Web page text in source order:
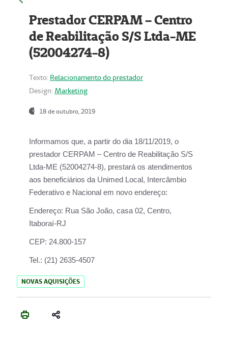
Prestador CERPAM – Centro
de Reabilitação S/S Ltda-ME
(52004274-8)
Texto: Relacionamento do prestador
Design: Marketing
18 de outubro, 2019
Informamos que, a partir do dia 18/11/2019, o
prestador CERPAM – Centro de Reabilitação S/S
Ltda-ME (52004274-8), prestará os atendimentos
aos beneficiários da Unimed Local, Intercâmbio
Federativo e Nacional em novo endereço:
Endereço: Rua São João, casa 02, Centro,
Itaboraí-RJ
CEP: 24.800-157
Tel.: (21) 2635-4507
NOVAS AQUISIÇÕES